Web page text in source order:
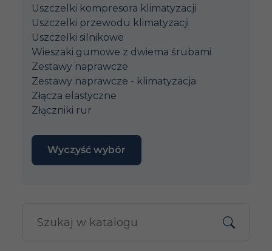
Uszczelki kompresora klimatyzacji
Uszczelki przewodu klimatyzacji
Uszczelki silnikowe
Wieszaki gumowe z dwiema śrubami
Zestawy naprawcze
Zestawy naprawcze - klimatyzacja
Złącza elastyczne
Złączniki rur
Wyczyść wybór